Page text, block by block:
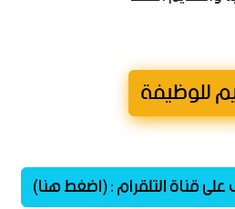
للوظيفة
قناة التلقرام : (اضغط هنا)